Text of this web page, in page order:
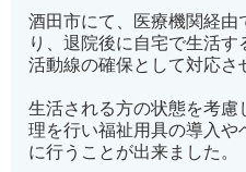
酒田市にて、医療機関経由
り、退院後に自宅で生活
活動線の確保として対応さ
生活される方の状態を考
理を行い福祉用具の導入
に行うことが出来ました。